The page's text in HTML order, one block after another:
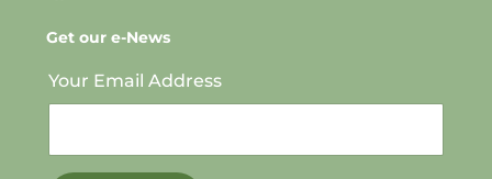
Get our e-News
Your Email Address